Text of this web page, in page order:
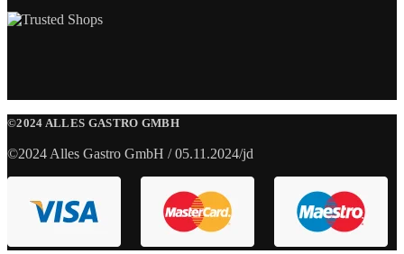
©2024 ALLES GASTRO GMBH
©2024 Alles Gastro GmbH / 05.11.2024/jd